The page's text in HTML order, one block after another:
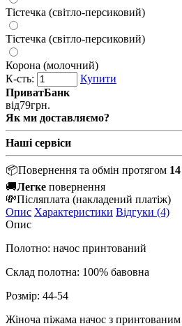
Тістечка (світло-персиковий)
Тістечка (світло-персиковий)
Корона (молочний)
К-сть:
Купити
ПриватБанк
від79грн.
Як ми доставляємо?
Наші сервіси
📦Повернення та обмін протягом
🚚Легке повернення
💸Післяплата (накладений платіж)
Опис Характеристики Відгуки (4)
Опис
Полотно: начос принтований
Склад полотна: 100% бавовна
Розмір: 44-54
Жіноча піжама начос з